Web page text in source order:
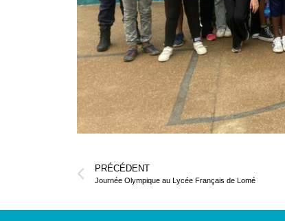
PRÉCÉDENT
Journée Olympique au Lycée Français de Lomé